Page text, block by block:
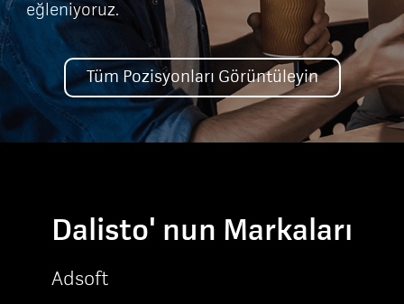
eğleniyoruz.
Tüm Pozisyonları Görüntüleyin
Dalisto' nun Markaları
Adsoft